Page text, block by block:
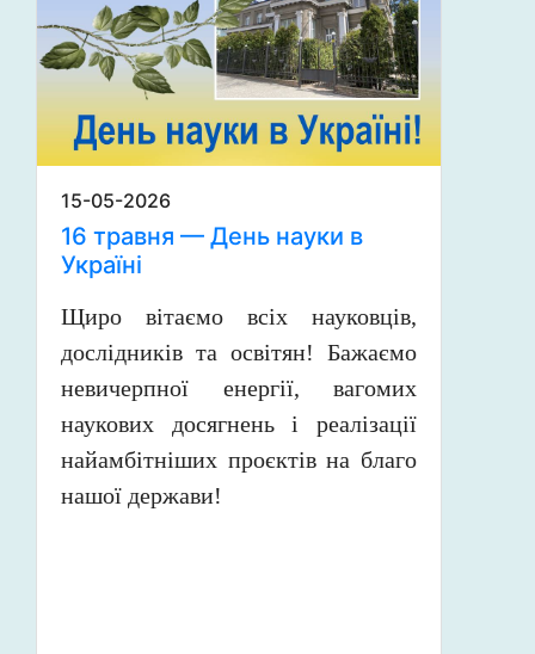
15-05-2026
16 травня — День науки в
Україні
Щиро вітаємо всіх науковців,
дослідників та освітян! Бажаємо
невичерпної енергії, вагомих
наукових досягнень і реалізації
найамбітніших проєктів на благо
нашої держави!